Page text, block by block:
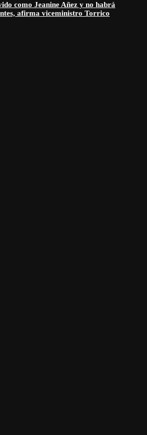
como Jeanine Añez y no habrá
afirma viceministro Torrico